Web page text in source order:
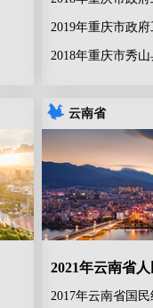
2019年重庆市政
2018年重庆市秀
云南省
2021年云南省
2017年云南省国